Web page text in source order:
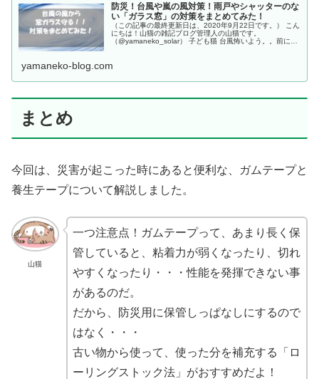
防災！台風や嵐の風対策！雨戸やシャッターのな
い「ガラス窓」の対策をまとめてみた！
（この記事の最終更新日は、2020年9月22日です。） こん
にちは！山猫の雑記ブログ管理人の山猫です。
（@yamaneko_solar） 子ども猫 台風怖いよう。。前に台
yamaneko-blog.com
まとめ
今回は、災害が起こった時にあると便利な、ガムテープと
養生テープについて解説しました。
山猫
一つ注意点！ガムテープって、あまり長く保
管していると、粘着力が弱くなったり、切れ
やすくなったり・・・性能を発揮できない事
があるのだ。
だから、防災用に保管しっぱなしにするので
はなく・・・
古い物から使って、使った分を補充する「ロ
ーリングストック法」がおすすめだよ！